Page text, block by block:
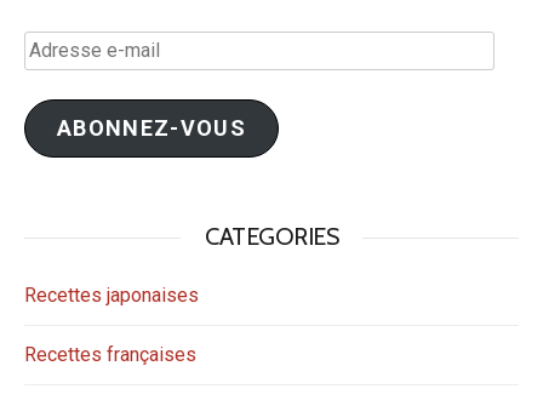
Adresse
e-
mail
ABONNEZ-VOUS
CATEGORIES
Recettes japonaises
Recettes françaises